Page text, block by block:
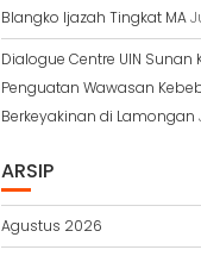
Blangko Ijazah Tingkat MA
Dialogue Centre UIN Sunan
Penguatan Wawasan
Berkeyakinan di Lamongan
ARSIP
Agustus 2026